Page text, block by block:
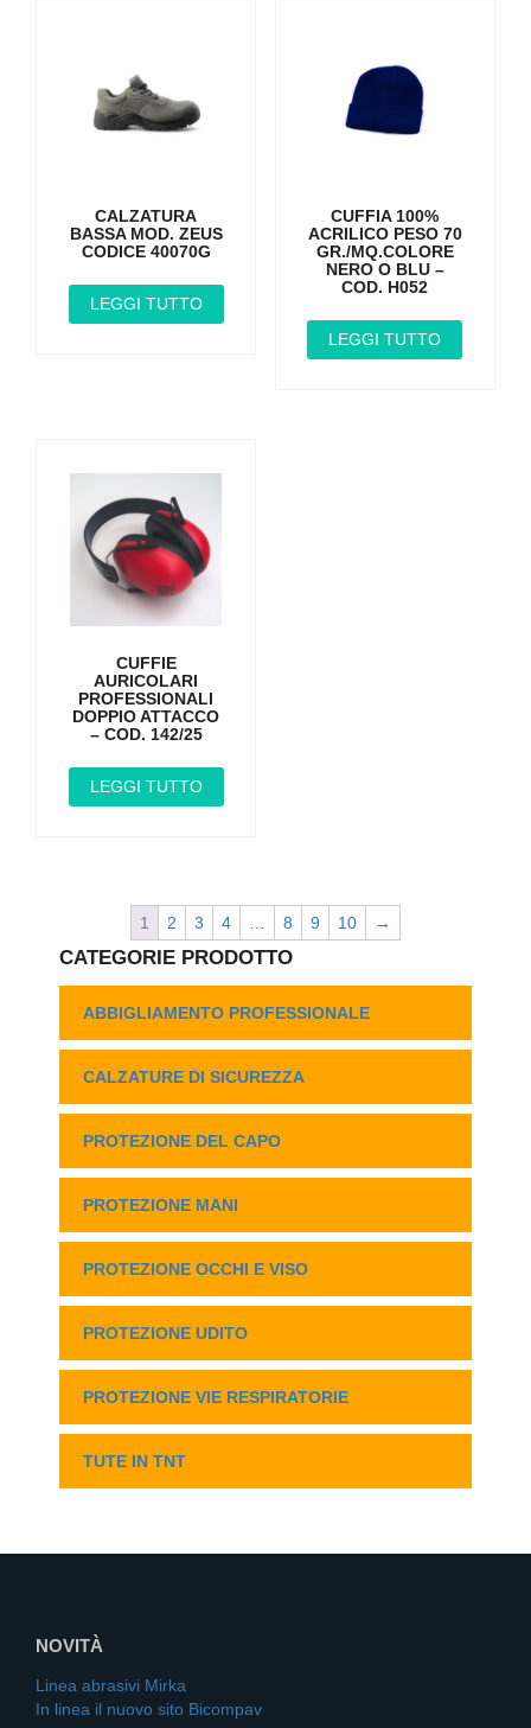
CALZATURA
BASSA MOD. ZEUS
CODICE 40070G
LEGGI TUTTO
CUFFIA 100%
ACRILICO PESO 70
GR./MQ.COLORE
NERO O BLU –
COD. H052
LEGGI TUTTO
CUFFIE
AURICOLARI
PROFESSIONALI
DOPPIO ATTACCO
– COD. 142/25
LEGGI TUTTO
1 2 3 4 8 9 10 →
CATEGORIE PRODOTTO
ABBIGLIAMENTO PROFESSIONALE
CALZATURE DI SICUREZZA
PROTEZIONE DEL CAPO
PROTEZIONE MANI
PROTEZIONE OCCHI E VISO
PROTEZIONE UDITO
PROTEZIONE VIE RESPIRATORIE
TUTE IN TNT
NOVITÀ
Linea abrasivi Mirka
In linea il nuovo sito Bicompav